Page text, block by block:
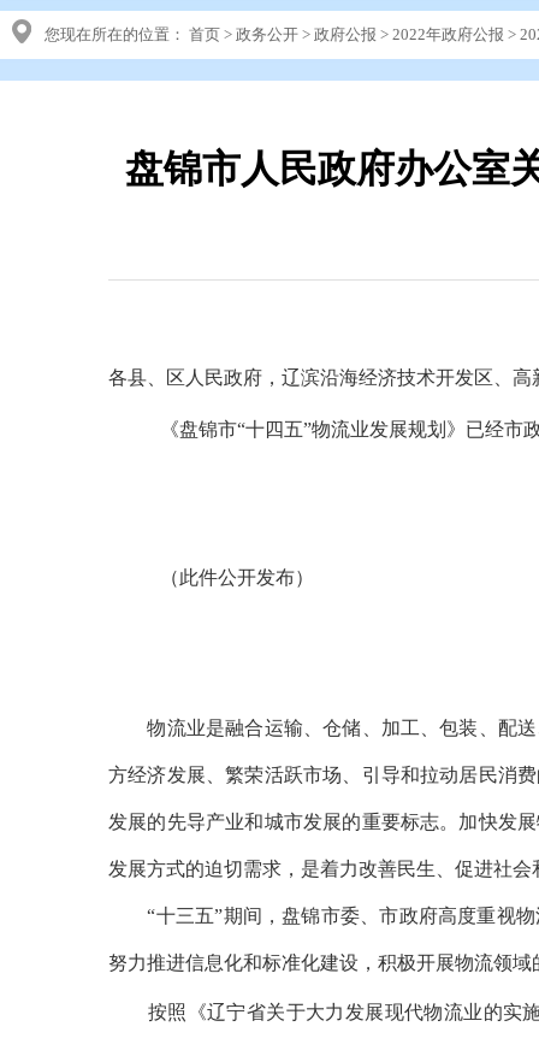
您现在所在的位置： 首页 > 政务公开 > 政府公报 > 2022年政府公报 >
盘锦市人民政府办公室
各县、区人民政府， 辽滨沿海经济技术开发区、 高
《盘锦市“十四五”物流业发展规划 》已经市
（此件公开发布）
物流业是融合运输、仓储、加工、包装、配送
方经济发展、繁荣活跃市场、引导和拉动居民消
发展的先导产业和城市发展的重要标志。加快发
发展方式的迫切需求，是着力改善民生、促进社
“十三五”期间，盘锦市委、市政府高度重视物
努力推进信息化和标准化建设，积极开展物流领
按照《辽宁省关于大力发展现代物流业的实